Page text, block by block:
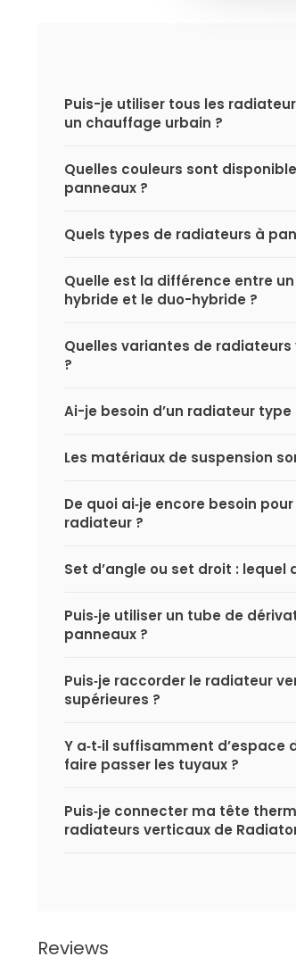
Puis-je utiliser tous les
un chauffage urbain ?
Quelles couleurs sont
panneaux ?
Quels types de radiateurs à
Quelle est la différence entre
hybride et le duo-hybride ?
Quelles variantes de
?
Ai-je besoin d’un radiateur type
Les matériaux de suspension
De quoi ai‑je encore besoin
radiateur ?
Set d’angle ou set droit : lequel
Puis‑je utiliser un tube de
panneaux ?
Puis‑je raccorder le radiateur
supérieures ?
Y a‑t‑il suffisamment
faire passer les tuyaux ?
Puis‑je connecter ma tête
radiateurs verticaux de
Reviews